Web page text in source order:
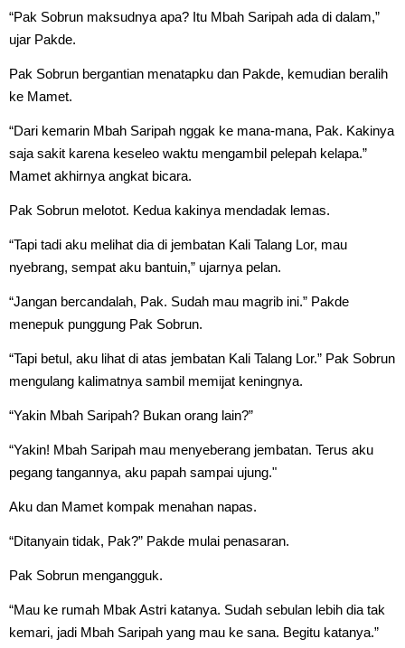
“Pak Sobrun maksudnya apa? Itu Mbah Saripah ada di dalam,”
ujar Pakde.
Pak Sobrun bergantian menatapku dan Pakde, kemudian beralih
ke Mamet.
“Dari kemarin Mbah Saripah nggak ke mana-mana, Pak. Kakinya
saja sakit karena keseleo waktu mengambil pelepah kelapa.”
Mamet akhirnya angkat bicara.
Pak Sobrun melotot. Kedua kakinya mendadak lemas.
“Tapi tadi aku melihat dia di jembatan Kali Talang Lor, mau
nyebrang, sempat aku bantuin,” ujarnya pelan.
“Jangan bercandalah, Pak. Sudah mau magrib ini.” Pakde
menepuk punggung Pak Sobrun.
“Tapi betul, aku lihat di atas jembatan Kali Talang Lor.” Pak Sobrun
mengulang kalimatnya sambil memijat keningnya.
“Yakin Mbah Saripah? Bukan orang lain?”
“Yakin! Mbah Saripah mau menyeberang jembatan. Terus aku
pegang tangannya, aku papah sampai ujung."
Aku dan Mamet kompak menahan napas.
“Ditanyain tidak, Pak?” Pakde mulai penasaran.
Pak Sobrun mengangguk.
“Mau ke rumah Mbak Astri katanya. Sudah sebulan lebih dia tak
kemari, jadi Mbah Saripah yang mau ke sana. Begitu katanya.”